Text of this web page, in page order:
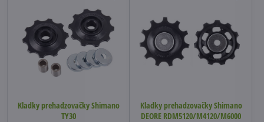
Kladky prehadzovačky Shimano
TY30
Kladky prehadzovačky Shimano
DEORE RDM5120/M4120/M6000